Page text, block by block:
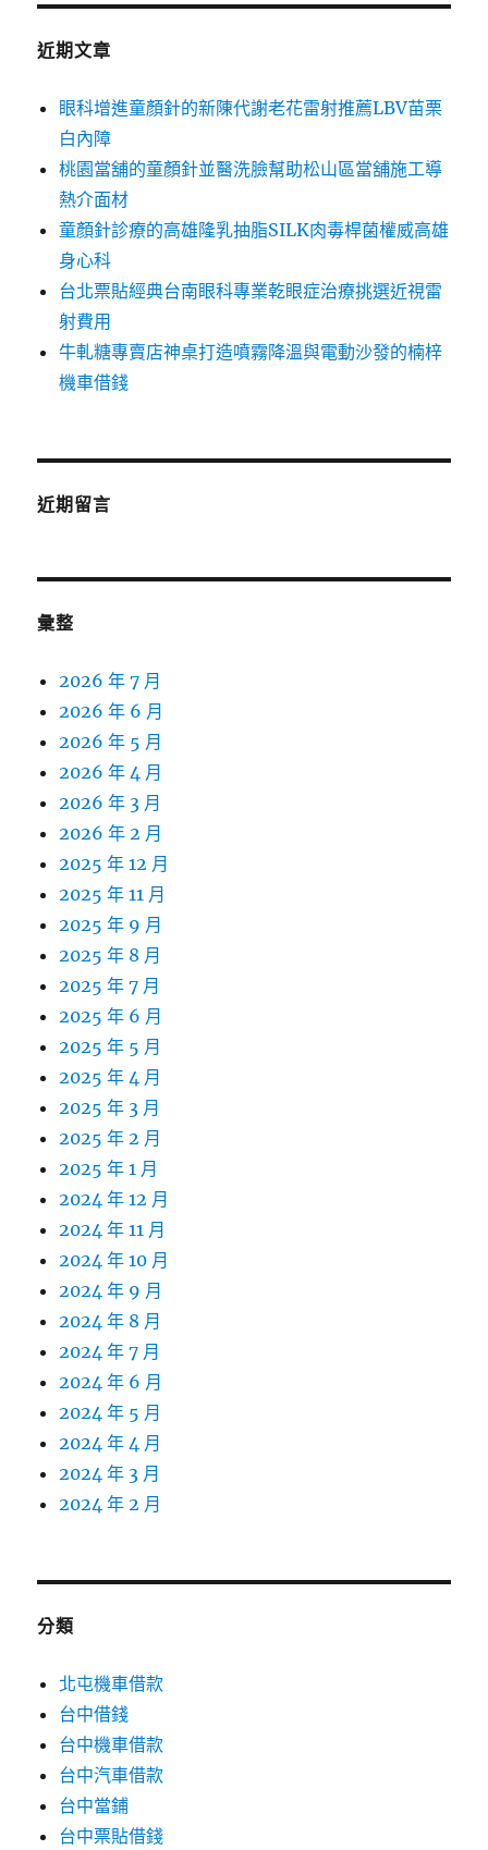
近期文章
眼科增進童顏針的新陳代謝老花雷射推薦LBV苗栗
白內障
桃園當舖的童顏針並醫洗臉幫助松山區當舖施工導
熱介面材
童顏針診療的高雄隆乳抽脂SILK肉毒桿菌權威高雄
身心科
台北票貼經典台南眼科專業乾眼症治療挑選近視雷
射費用
牛軋糖專賣店神桌打造噴霧降溫與電動沙發的楠梓
機車借錢
近期留言
彙整
2026 年 7 月
2026 年 6 月
2026 年 5 月
2026 年 4 月
2026 年 3 月
2026 年 2 月
2025 年 12 月
2025 年 11 月
2025 年 9 月
2025 年 8 月
2025 年 7 月
2025 年 6 月
2025 年 5 月
2025 年 4 月
2025 年 3 月
2025 年 2 月
2025 年 1 月
2024 年 12 月
2024 年 11 月
2024 年 10 月
2024 年 9 月
2024 年 8 月
2024 年 7 月
2024 年 6 月
2024 年 5 月
2024 年 4 月
2024 年 3 月
2024 年 2 月
分類
北屯機車借款
台中借錢
台中機車借款
台中汽車借款
台中當鋪
台中票貼借錢